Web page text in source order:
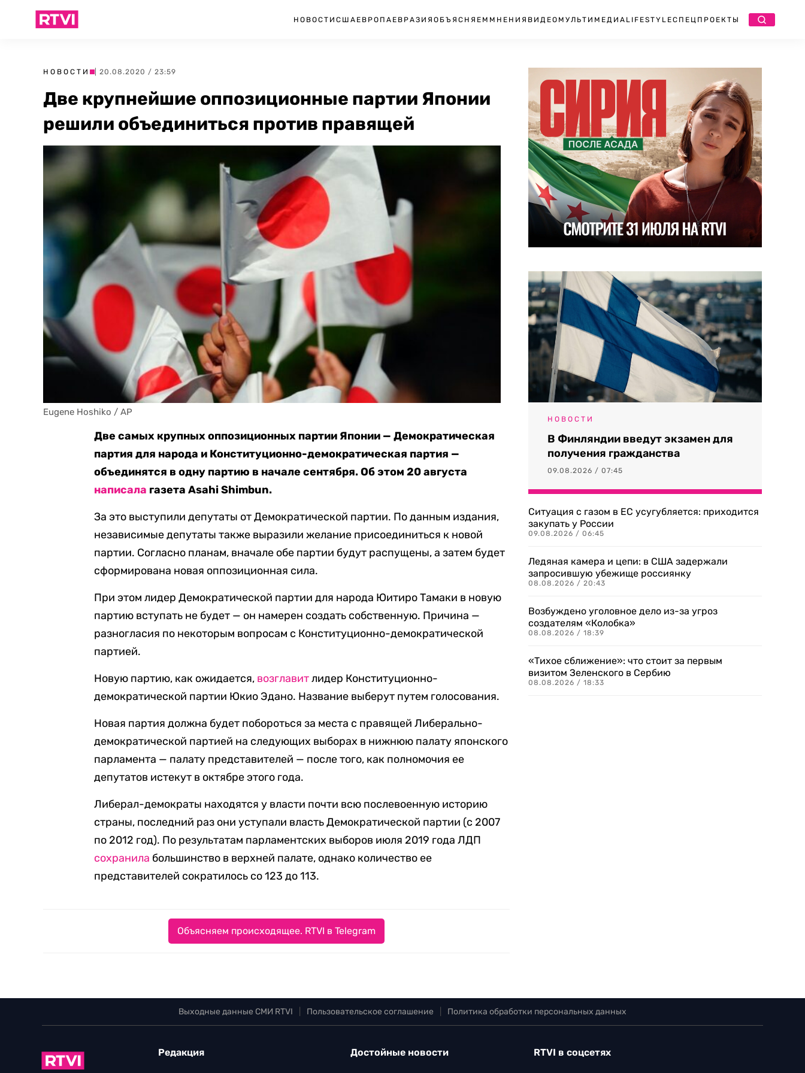
НОВОСТИ США ЕВРОПА ЕВРАЗИЯ ОБЪЯСНЯЕМ МНЕНИЯ ВИДЕО МУЛЬТИМЕДИА LIFESTYLEСПЕЦПРОЕКТЫ
НОВОСТИ | 20.08.2020 / 23:59
Две крупнейшие оппозиционные партии Японии
решили объединиться против правящей
Eugene Hoshiko / AP
Две самых крупных оппозиционных партии Японии — Демократическая
партия для народа и Конституционно-демократическая партия —
объединятся в одну партию в начале сентября. Об этом 20 августа
написала газета Asahi Shimbun.
За это выступили депутаты от Демократической партии. По данным издания,
независимые депутаты также выразили желание присоединиться к новой
партии. Согласно планам, вначале обе партии будут распущены, а затем будет
сформирована новая оппозиционная сила.
При этом лидер Демократической партии для народа Юитиро Тамаки в новую
партию вступать не будет — он намерен создать собственную. Причина —
разногласия по некоторым вопросам с Конституционно-демократической
партией.
Новую партию, как ожидается, возглавитлидер Конституционно-
демократической партии Юкио Эдано. Название выберут путем голосования.
Новая партия должна будет побороться за места с правящей Либерально-
демократической партией на следующих выборах в нижнюю палату японского
парламента — палату представителей — после того, как полномочия ее
депутатов истекут в октябре этого года.
Либерал-демократы находятся у власти почти всю послевоенную историю
страны, последний раз они уступали власть Демократической партии (с 2007
по 2012 год). По результатам парламентских выборов июля 2019 года ЛДП
сохранила большинство в верхней палате, однако количество ее
представителей сократилось со 123 до 113.
Объясняем происходящее. RTVI в Telegram
НОВОСТИ
В Финляндии введут экзамен для
получения гражданства
09.08.2026 / 07:45
Ситуация с газом в ЕС усугубляется: приходится
закупать у России
09.08.2026 / 06:45
Ледяная камера и цепи: в США задержали
запросившую убежище россиянку
08.08.2026 / 20:43
Возбуждено уголовное дело из-за угроз
создателям «Колобка»
08.08.2026 / 18:39
«Тихое сближение»: что стоит за первым
визитом Зеленского в Сербию
08.08.2026 / 18:33
Выходные данные СМИ RTVI Пользовательское соглашение Политика обработки персональных данных
Редакция Достойные новости RTVI в соцсетях